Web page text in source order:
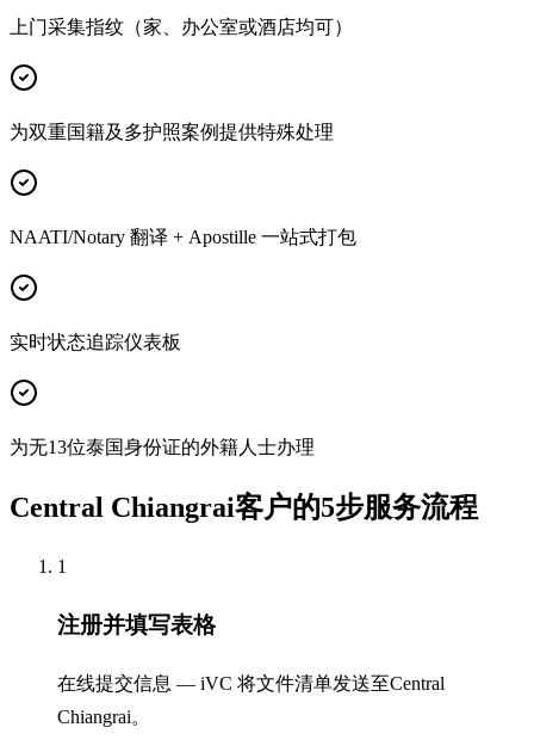
上门采集指纹（家、办公室或酒店均可）
为双重国籍及多护照案例提供特殊处理
NAATI/Notary 翻译 + Apostille 一站式打包
实时状态追踪仪表板
为无13位泰国身份证的外籍人士办理
Central Chiangrai客户的5步服务流程
1
注册并填写表格
在线提交信息 — iVC 将文件清单发送至Central
Chiangrai。